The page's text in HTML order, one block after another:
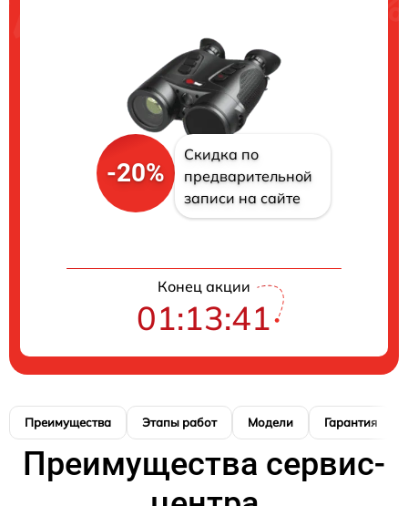
-20%
Скидка по
предварительной
записи на сайте
Конец акции
01:13:40
Преимущества Этапы работ Модели Гарантия
Преимущества сервис-